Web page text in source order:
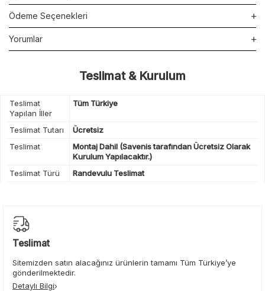
Ödeme Seçenekleri
Yorumlar
Teslimat & Kurulum
Teslimat
Yapılan İller
Tüm Türkiye
Teslimat Tutarı
Ücretsiz
Teslimat
Montaj Dahil (Savenis tarafından Ücretsiz Olarak
Kurulum Yapılacaktır.)
Teslimat Türü
Randevulu Teslimat
Teslimat
Sitemizden satın alacağınız ürünlerin tamamı Tüm Türkiye’ye
gönderilmektedir.
Detaylı Bilgi